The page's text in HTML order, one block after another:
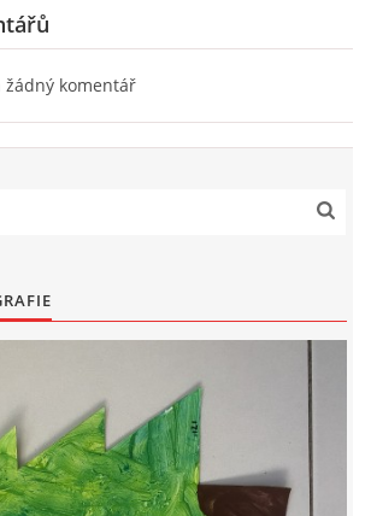
- ZIMA
ROČNÍCH OBDOBÍ
NA TÉMA JARO
komentář